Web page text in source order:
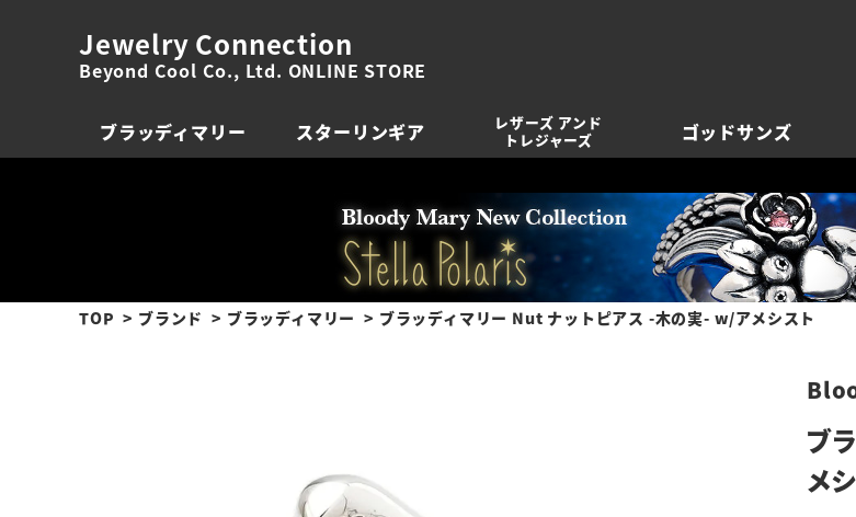
Jewelry Connection
Beyond Cool Co., Ltd. ONLINE STORE
ブラッディマリー スターリンギア
レザーズ アンド
トレジャーズ
ゴッドサンズ
TOP ブランド ブラッディマリー ブラッディマリー Nut ナットピアス -木の実- w/アメシスト
ブ
メ